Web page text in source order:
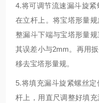
4.将可调节流速漏斗旋
在立杆上。将宝塔形量
整漏斗下端与宝塔形量
其误差小与2mm。再用
移去宝塔形量规。
5.将填充漏斗旋紧螺丝
杆上，用直尺调整好填